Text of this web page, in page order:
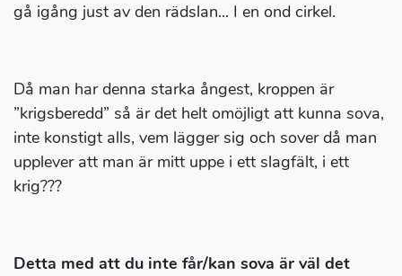
gå igång just av den rädslan... I en ond cirkel.
Då man har denna starka ångest, kroppen är
”krigsberedd” så är det helt omöjligt att kunna sova,
inte konstigt alls, vem lägger sig och sover då man
upplever att man är mitt uppe i ett slagfält, i ett
krig???
Detta med att du inte får/kan sova är väl det